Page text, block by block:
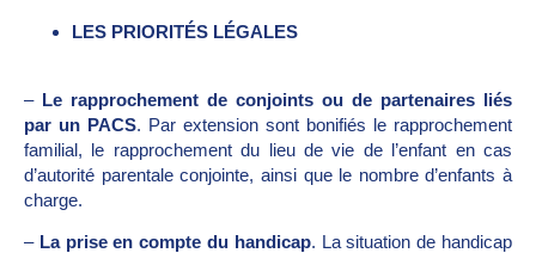
LES PRIORITÉS LÉGALES
– Le rapprochement de conjoints ou de partenaires liés
par un PACS. Par extension sont bonifiés le rapprochement
familial, le rapprochement du lieu de vie de l’enfant en cas
d’autorité parentale conjointe, ainsi que le nombre d’enfants à
charge.
– La prise en compte du handicap. La situation de handicap